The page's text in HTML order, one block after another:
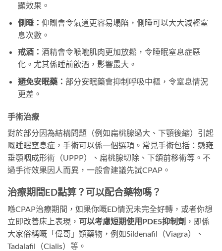
顯效果。
側睡： 仰瞓會令氣道更容易塌陷，側睡可以大大減輕窒
息次數。
戒酒： 酒精會令喉嚨肌肉更加放鬆，令睡眠窒息症惡
化。尤其係睡前飲酒，影響最大。
避免安眠藥： 部分安眠藥會抑制呼吸中樞，令窒息情況
更差。
手術治療
對於部分因為結構問題（例如扁桃腺過大、下顎後縮）引起
嘅睡眠窒息症，手術可以係一個選項。常見手術包括：懸雍
垂顎咽成形術（UPPP）、扁桃腺切除、下頜前移術等。不
過手術效果因人而異，一般會建議先試CPAP。
治療期間ED點算？可以配合藥物嗎？
喺CPAP治療期間，如果你嘅ED情況未完全好轉，或者你想
立即改善床上表現， 可以考慮短期使用PDE5抑制劑 ，即係
大家俗稱嘅「偉哥」類藥物，例如Sildenafil（Viagra）、
Tadalafil（Cialis）等。